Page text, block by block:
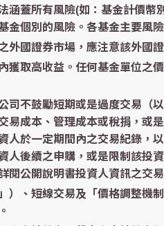
蓋所有風險(如：基金計價
個別的風險。各基金主要風
外國證券市場，應注意該外國
獲取高收益。任何基金單位之
司不鼓勵短期或是過度交易（
易成本、管理成本或稅捐，或
人於一定期間內之交易紀錄，
人後續之申購，或是限制該投
閱公開說明書投資人資訊之交
）、短線交易及「價格調整機